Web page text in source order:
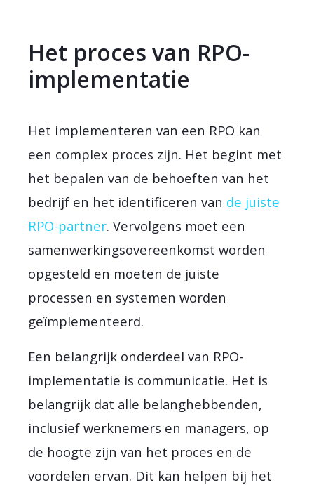
Het proces van RPO-
implementatie
Het implementeren van een RPO kan
een complex proces zijn. Het begint met
het bepalen van de behoeften van het
bedrijf en het identificeren van de juiste
RPO-partner. Vervolgens moet een
samenwerkingsovereenkomst worden
opgesteld en moeten de juiste
processen en systemen worden
geïmplementeerd.
Een belangrijk onderdeel van RPO-
implementatie is communicatie. Het is
belangrijk dat alle belanghebbenden,
inclusief werknemers en managers, op
de hoogte zijn van het proces en de
voordelen ervan. Dit kan helpen bij het